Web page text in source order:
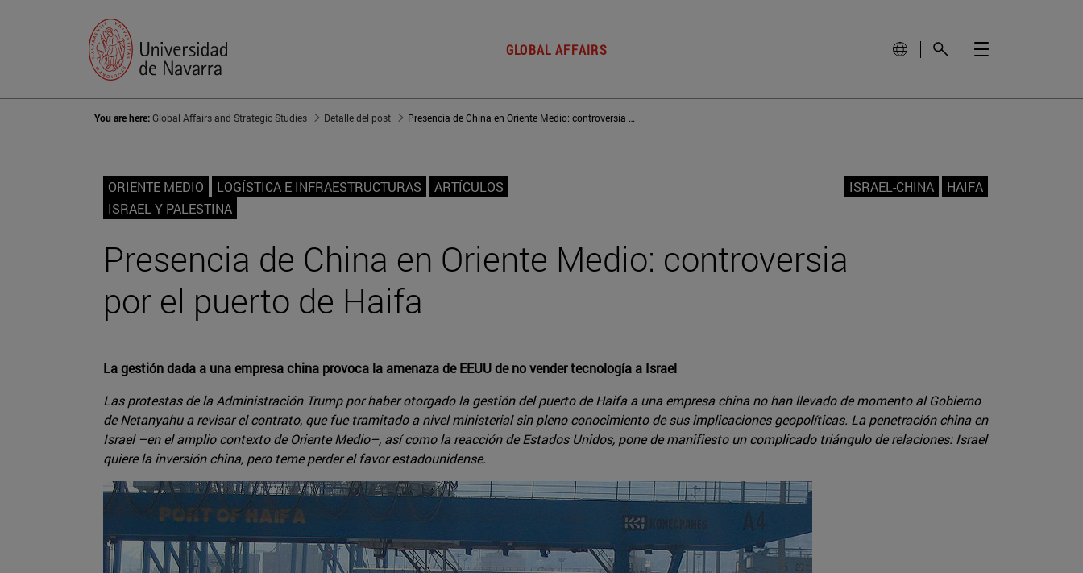
GLOBAL AFFAIRS
You are here:Global Affairs and Strategic Studies Detalle del post Presencia de China en Oriente Medio: controversia por el puerto de Haifa
ORIENTE MEDIO LOGÍSTICA E INFRAESTRUCTURAS
ARTÍCULOS
ISRAEL Y PALESTINA
ISRAEL-CHINA HAIFA
Presencia de China en Oriente Medio: controversia
por el puerto de Haifa
La gestión dada a una empresa china provoca la amenaza de EEUU de no vender tecnología a Israel
Las protestas de la Administración Trump por haber otorgado la gestión del puerto de Haifa a una empresa china no han llevado de momento al Gobierno
de Netanyahu a revisar el contrato, que fue tramitado a nivel ministerial sin pleno conocimiento de sus implicaciones geopolíticas. La penetración china en
Israel –en el amplio contexto de Oriente Medio–, así como la reacción de Estados Unidos, pone de manifiesto un complicado triángulo de relaciones: Israel
quiere la inversión china, pero teme perder el favor estadounidense.